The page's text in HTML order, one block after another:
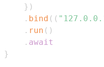
} )
. bind ( (
. run ( )
. await
}